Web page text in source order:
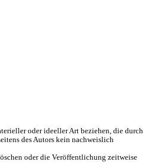
oder ideeller Art beziehen, die durch
des Autors kein nachweislich
oder die Veröffentlichung zeitweise